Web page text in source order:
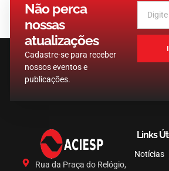
Não perca
nossas
atualizações
Cadastre-se para receber
nossos eventos e
publicações.
Rua da Praça do Relógio,
Links
Notícias